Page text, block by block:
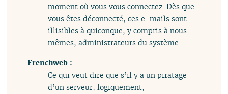
moment où vous vous connectez. Dès que
vous êtes déconnecté, ces e-mails sont
illisibles à quiconque, y compris à nous-
mêmes, administrateurs du système.
Frenchweb :
Ce qui veut dire que s’il y a un piratage
d’un serveur, logiquement,